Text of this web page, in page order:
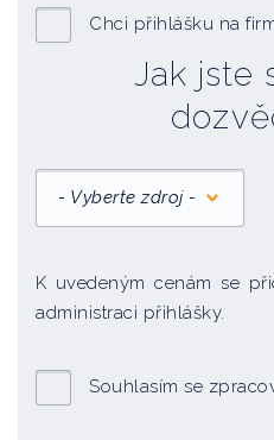
Chci přihlášku na
Jak jste
- Vyberte zdroj -
K uvedeným cenám se
administraci přihlášky.
Souhlasím se